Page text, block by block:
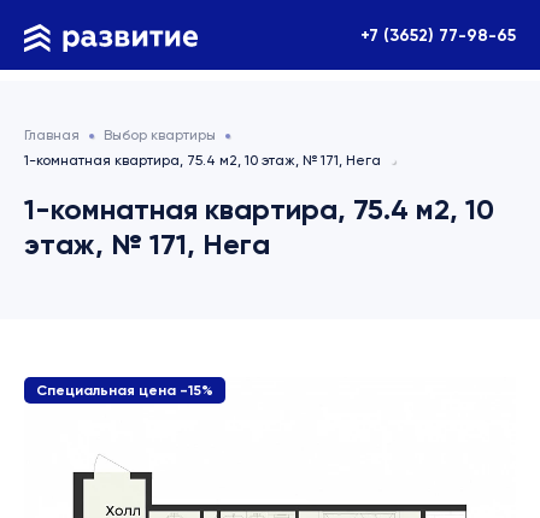
+7 (3652) 77-98-65
Главная
Выбор квартиры
1-комнатная квартира, 75.4 м2, 10 этаж, № 171, Нега
1-комнатная квартира, 75.4 м2, 10
этаж, № 171, Нега
Специальная цена -15%